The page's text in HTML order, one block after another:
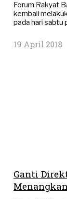
Forum Rakyat
kembali
pada hari sabtu
19 April 2018
Ganti